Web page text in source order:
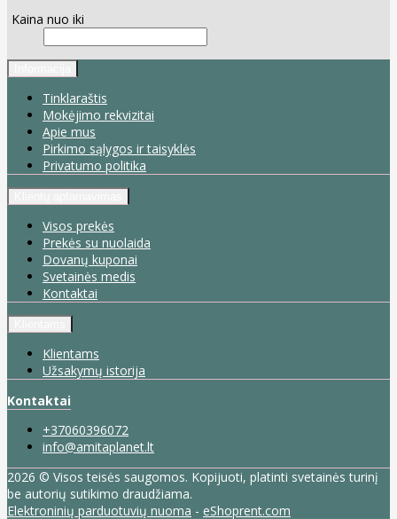
Kaina nuo iki
Tinklaraštis
Mokėjimo rekvizitai
Apie mus
Pirkimo sąlygos ir taisyklės
Privatumo politika
Visos prekės
Prekės su nuolaida
Dovanų kuponai
Svetainės medis
Kontaktai
Klientams
Užsakymų istorija
Kontaktai
+37060396072
info@amitaplanet.lt
2026 © Visos teisės saugomos. Kopijuoti, platinti svetainės turinį
be autorių sutikimo draudžiama.
Elektroninių parduotuvių nuoma - eShoprent.com